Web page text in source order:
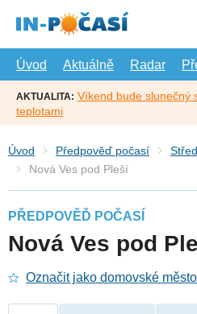
hlavní
Úvod
Aktuálně Radar
AKTUALITA: Víkend bude slunečný
teplotami
Úvod Předpověď počasí
Nová Ves pod Pleší
PŘEDPOVĚĎ POČASÍ
Nová Ves pod
Označit jako domovské město